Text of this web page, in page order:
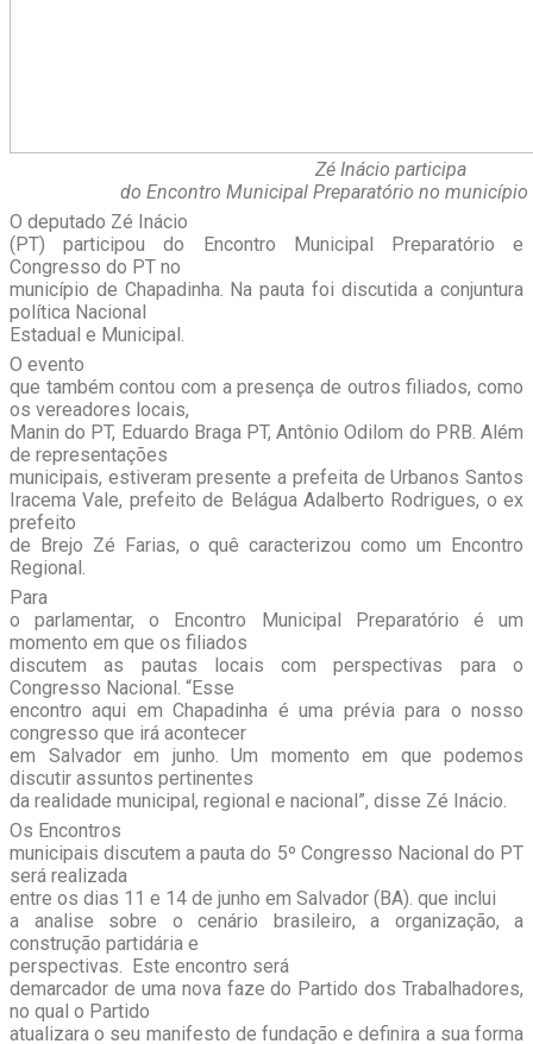
Zé Inácio participa
do Encontro Municipal Preparatório no município
O deputado Zé Inácio
(PT) participou do Encontro Municipal Preparatório e
Congresso do PT no
município de Chapadinha. Na pauta foi discutida a conjuntura
política Nacional
Estadual e Municipal.
O evento
que também contou com a presença de outros filiados, como
os vereadores locais,
Manin do PT, Eduardo Braga PT, Antônio Odilom do PRB. Além
de representações
municipais, estiveram presente a prefeita de Urbanos Santos
Iracema Vale, prefeito de Belágua Adalberto Rodrigues, o ex
prefeito
de Brejo Zé Farias, o quê caracterizou como um Encontro
Regional.
Para
o parlamentar, o Encontro Municipal Preparatório é um
momento em que os filiados
discutem as pautas locais com perspectivas para o
Congresso Nacional. “Esse
encontro aqui em Chapadinha é uma prévia para o nosso
congresso que irá acontecer
em Salvador em junho. Um momento em que podemos
discutir assuntos pertinentes
da realidade municipal, regional e nacional”, disse Zé Inácio.
Os Encontros
municipais discutem a pauta do 5º Congresso Nacional do PT
será realizada
entre os dias 11 e 14 de junho em Salvador (BA). que inclui
a analise sobre o cenário brasileiro, a organização, a
construção partidária e
perspectivas. Este encontro será
demarcador de uma nova faze do Partido dos Trabalhadores,
no qual o Partido
atualizara o seu manifesto de fundação e definira a sua forma